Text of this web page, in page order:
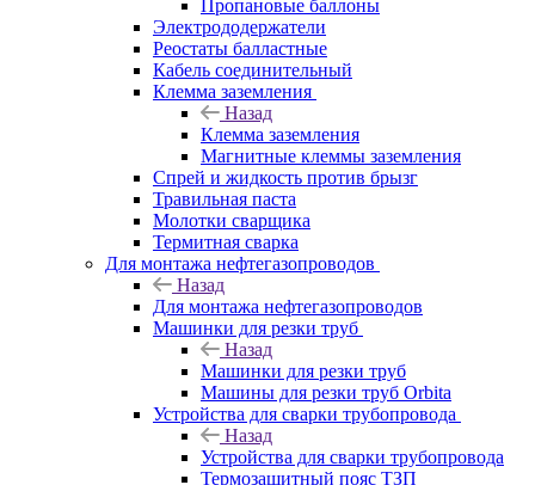
Пропановые баллоны
Электрододержатели
Реостаты балластные
Кабель соединительный
Клемма заземления
Назад
Клемма заземления
Магнитные клеммы заземления
Спрей и жидкость против брызг
Травильная паста
Молотки сварщика
Термитная сварка
Для монтажа нефтегазопроводов
Назад
Для монтажа нефтегазопроводов
Машинки для резки труб
Назад
Машинки для резки труб
Машины для резки труб Orbita
Устройства для сварки трубопровода
Назад
Устройства для сварки трубопровода
Термозащитный пояс ТЗП